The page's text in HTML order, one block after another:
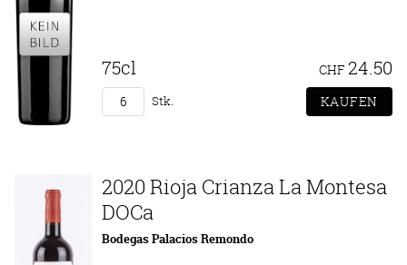
75cl CHF 24.50
Stk.
2020 Rioja Crianza La Montesa
DOCa
Bodegas Palacios Remondo